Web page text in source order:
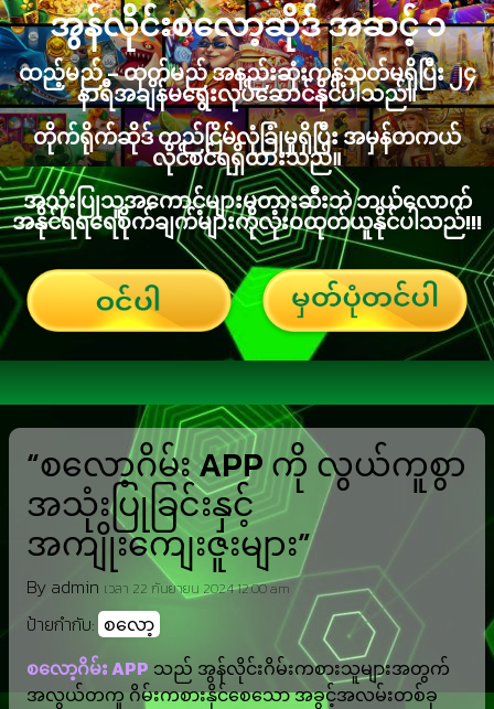
အွန်လိုင်းစလော့ဆိုဒ် အဆင့် ၁
ထည့်မည် – ထုတ်မည် အနည်းဆုံးကန့်သတ်မရှိပြီး ၂၄
နာရီအချိန်မရွေးလုပ်ဆောင်နိုင်ပါသည်။
တိုက်ရိုက်ဆိုဒ် တည်ငြိမ်လုံခြုံမှုရှိပြီး အမှန်တကယ်
လိုင်စင်ရရှိထားသည်။
အသုံးပြုသူအကောင့်များမတားဆီးဘဲ ဘယ်လောက်
အနိုင်ရရရေစိုက်ချက်များကိုလုံးဝထုတ်ယူနိုင်ပါသည်!!!
“စလော့ဂိမ်း APP ကို လွယ်ကူစွာ
အသုံးပြုခြင်းနှင့်
အကျိုးကျေးဇူးများ”
By admin เวลา 22 กันยายน 2024 12:00 am
ป้ายกำกับ: စလော့
စလော့ဂိမ်း APP သည် အွန်လိုင်းဂိမ်းကစားသူများအတွက်
အလွယ်တကူ ဂိမ်းကစားနိုင်စေသော အခွင့်အလမ်းတစ်ခု